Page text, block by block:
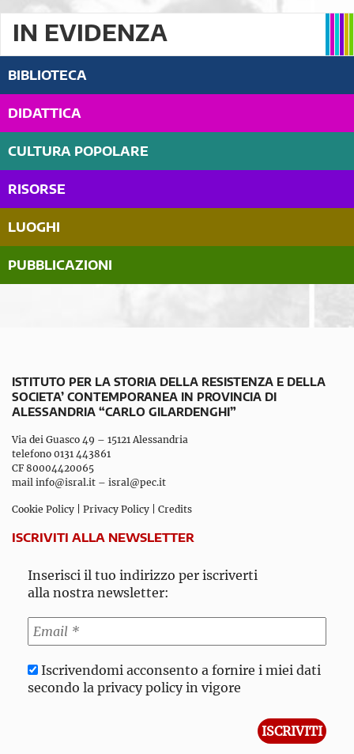
IN EVIDENZA
BIBLIOTECA
DIDATTICA
CULTURA POPOLARE
RISORSE
LUOGHI
PUBBLICAZIONI
ISTITUTO PER LA STORIA DELLA RESISTENZA E DELLA
SOCIETA’ CONTEMPORANEA IN PROVINCIA DI
ALESSANDRIA “CARLO GILARDENGHI”
Via dei Guasco 49 – 15121 Alessandria
telefono 0131 443861
CF 80004420065
mail info@isral.it – isral@pec.it
Cookie Policy Privacy Policy Credits
ISCRIVITI ALLA NEWSLETTER
Inserisci il tuo indirizzo per iscriverti
alla nostra newsletter:
Iscrivendomi acconsento a fornire i miei dati
secondo la privacy policy in vigore